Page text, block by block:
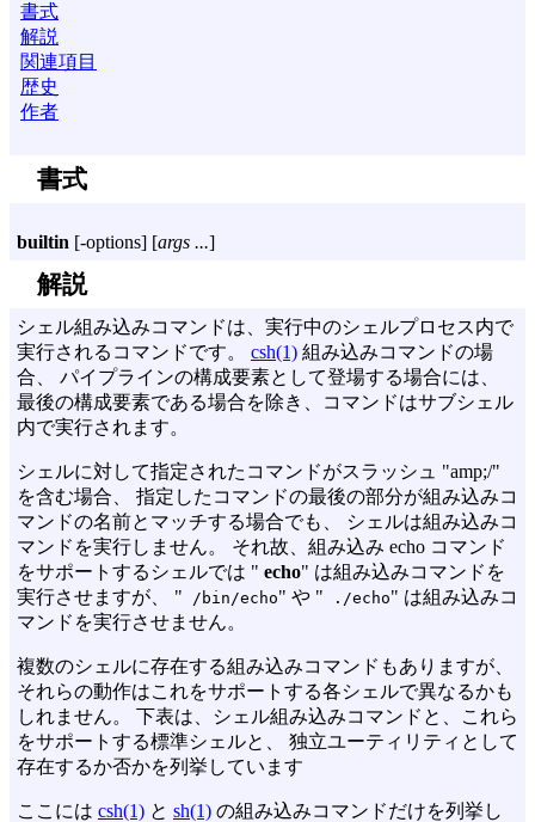
書式
解説
関連項目
歴史
作者
書式
builtin [-options] [args ...]
解説
シェル組み込みコマンドは、実行中のシェルプロセス内で
実行されるコマンドです。 csh(1) 組み込みコマンドの場
合、 パイプラインの構成要素として登場する場合には、
最後の構成要素である場合を除き、コマンドはサブシェル
内で実行されます。
シェルに対して指定されたコマンドがスラッシュ "amp;/"
を含む場合、 指定したコマンドの最後の部分が組み込みコ
マンドの名前とマッチする場合でも、 シェルは組み込みコ
マンドを実行しません。 それ故、組み込み echo コマンド
をサポートするシェルでは " echo" は組み込みコマンドを
実行させますが、 " /bin/echo" や " ./echo" は組み込みコ
マンドを実行させません。
複数のシェルに存在する組み込みコマンドもありますが、
それらの動作はこれをサポートする各シェルで異なるかも
しれません。 下表は、シェル組み込みコマンドと、これら
をサポートする標準シェルと、 独立ユーティリティとして
存在するか否かを列挙しています
ここには csh(1) と sh(1) の組み込みコマンドだけを列挙し